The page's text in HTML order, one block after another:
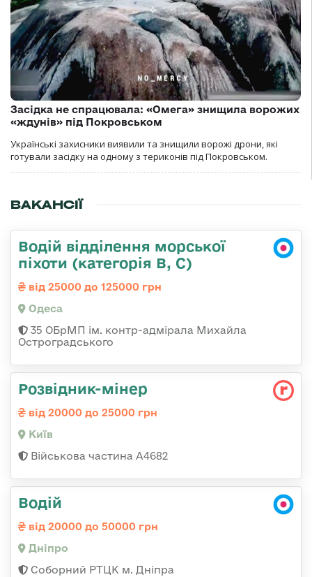
Засідка не спрацювала: «Омега» знищила ворожих
«ждунів» під Покровськом
Українські захисники виявили та знищили ворожі дрони, які
готували засідку на одному з териконів під Покровськом.
ВАКАНСІЇ
Водій відділення морської
піхоти (категорія B, C)
від 25000 до 125000 грн
Одеса
35 ОБрМП ім. контр-адмірала Михайла
Остроградського
Розвідник-мінер
від 20000 до 25000 грн
Київ
Військова частина А4682
Водій
від 20000 до 50000 грн
Дніпро
Соборний РТЦК м. Дніпра